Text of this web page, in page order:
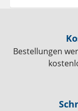
Bestellungen